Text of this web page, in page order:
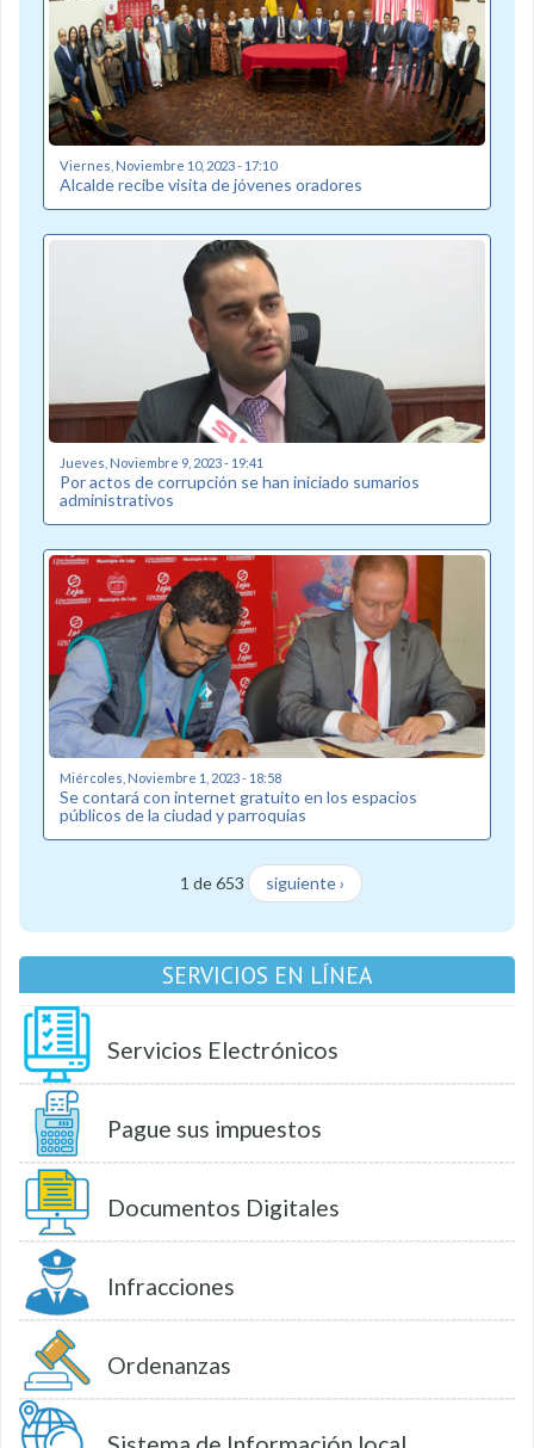
Viernes, Noviembre 10, 2023 - 17:10
Alcalde recibe visita de jóvenes oradores
Jueves, Noviembre 9, 2023 - 19:41
Por actos de corrupción se han iniciado sumarios
administrativos
Miércoles, Noviembre 1, 2023 - 18:58
Se contará con internet gratuito en los espacios
públicos de la ciudad y parroquias
1 de 653 siguiente ›
SERVICIOS EN LÍNEA
Servicios Electrónicos
Pague sus impuestos
Documentos Digitales
Infracciones
Ordenanzas